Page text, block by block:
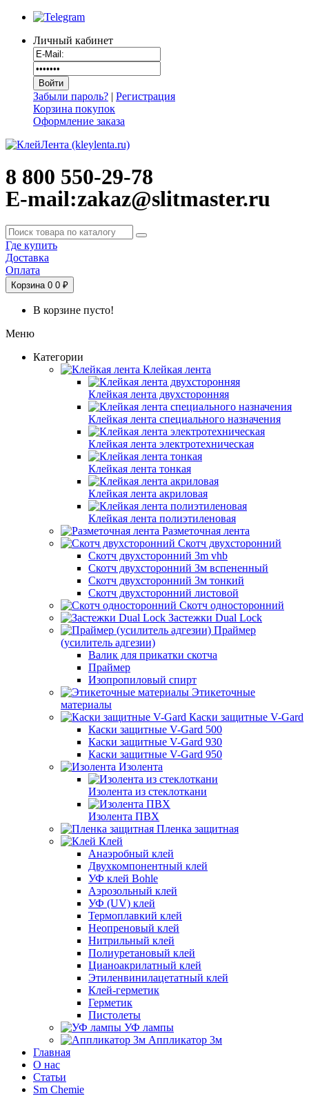
Личный кабинет
Забыли пароль? | Регистрация
Корзина покупок
Оформление заказа
8 800 550-29-78
E-mail:zakaz@slitmaster.ru
Где купить
Доставка
Оплата
Корзина 0 0 ₽
В корзине пусто!
Меню
Категории
Клейкая лента
Клейкая лента двухсторонняя
Клейкая лента специального назначения
Клейкая лента электротехническая
Клейкая лента тонкая
Клейкая лента акриловая
Клейкая лента полиэтиленовая
Разметочная лента
Скотч двухсторонний
Скотч двухсторонний 3m vhb
Скотч двухсторонний 3м вспененный
Скотч двухсторонний 3м тонкий
Скотч двухсторонний листовой
Скотч односторонний
Застежки Dual Lock
Праймер
(усилитель адгезии)
Валик для прикатки скотча
Праймер
Изопропиловый спирт
Этикеточные
материалы
Каски защитные V-Gard
Каски защитные V-Gard 500
Каски защитные V-Gard 930
Каски защитные V-Gard 950
Изолента
Изолента из стеклоткани
Изолента ПВХ
Пленка защитная
Клей
Анаэробный клей
Двухкомпонентный клей
УФ клей Bohle
Аэрозольный клей
УФ (UV) клей
Термоплавкий клей
Неопреновый клей
Нитрильный клей
Полиуретановый клей
Цианоакрилатный клей
Этиленвинилацетатный клей
Клей-герметик
Герметик
Пистолеты
УФ лампы
Аппликатор 3м
Главная
О нас
Статьи
Sm Chemie